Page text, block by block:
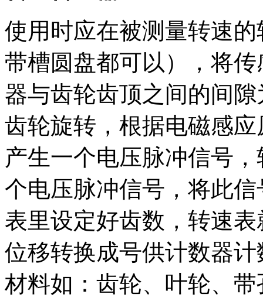
使用时应在被测量转速
带槽圆盘都可以），将
器与齿轮齿顶之间的间
齿轮旋转，根据电磁感
产生一个电压脉冲信号
个电压脉冲信号，将此
表里设定好齿数，转速
位移转换成号供计数器
材料如：齿轮、叶轮、